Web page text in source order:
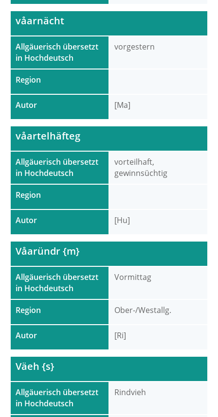
Allgäuerisch übersetzt
in Hochdeutsch
Region
Autor
våarnächt
vorgestern
[Ma]
Allgäuerisch übersetzt
in Hochdeutsch
Region
Autor
våartelhäfteg
vorteilhaft,
gewinnsüchtig
[Hu]
Allgäuerisch übersetzt
in Hochdeutsch
Region
Autor
Våaründr {m}
Vormittag
Ober-/Westallg.
[Ri]
Allgäuerisch übersetzt
in Hochdeutsch
Väeh {s}
Rindvieh